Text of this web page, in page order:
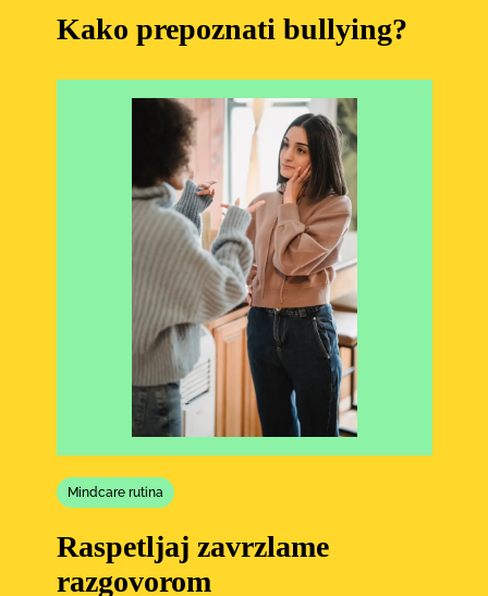
Kako prepoznati bullying?
Mindcare rutina
Raspetljaj zavrzlame
razgovorom